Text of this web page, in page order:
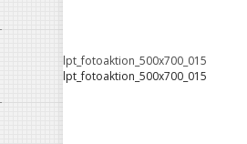
lpt_fotoaktion_500x700_015
lpt_fotoaktion_500x700_015